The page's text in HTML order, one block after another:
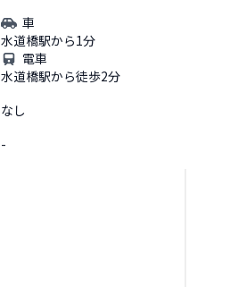
車
水道橋駅から1分
電車
水道橋駅から徒歩2分
なし
-